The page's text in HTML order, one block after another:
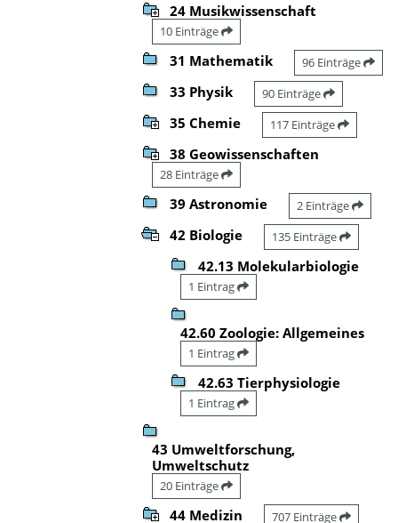
24 Musikwissenschaft
10 Einträge
31 Mathematik 96 Einträge
33 Physik 90 Einträge
35 Chemie 117 Einträge
38 Geowissenschaften
28 Einträge
39 Astronomie 2 Einträge
42 Biologie 135 Einträge
42.13 Molekularbiologie
1 Eintrag
42.60 Zoologie: Allgemeines
1 Eintrag
42.63 Tierphysiologie
1 Eintrag
43 Umweltforschung,
Umweltschutz
20 Einträge
44 Medizin 707 Einträge